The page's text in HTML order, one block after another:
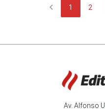
chevron_left 1 2
Av. Alfonso